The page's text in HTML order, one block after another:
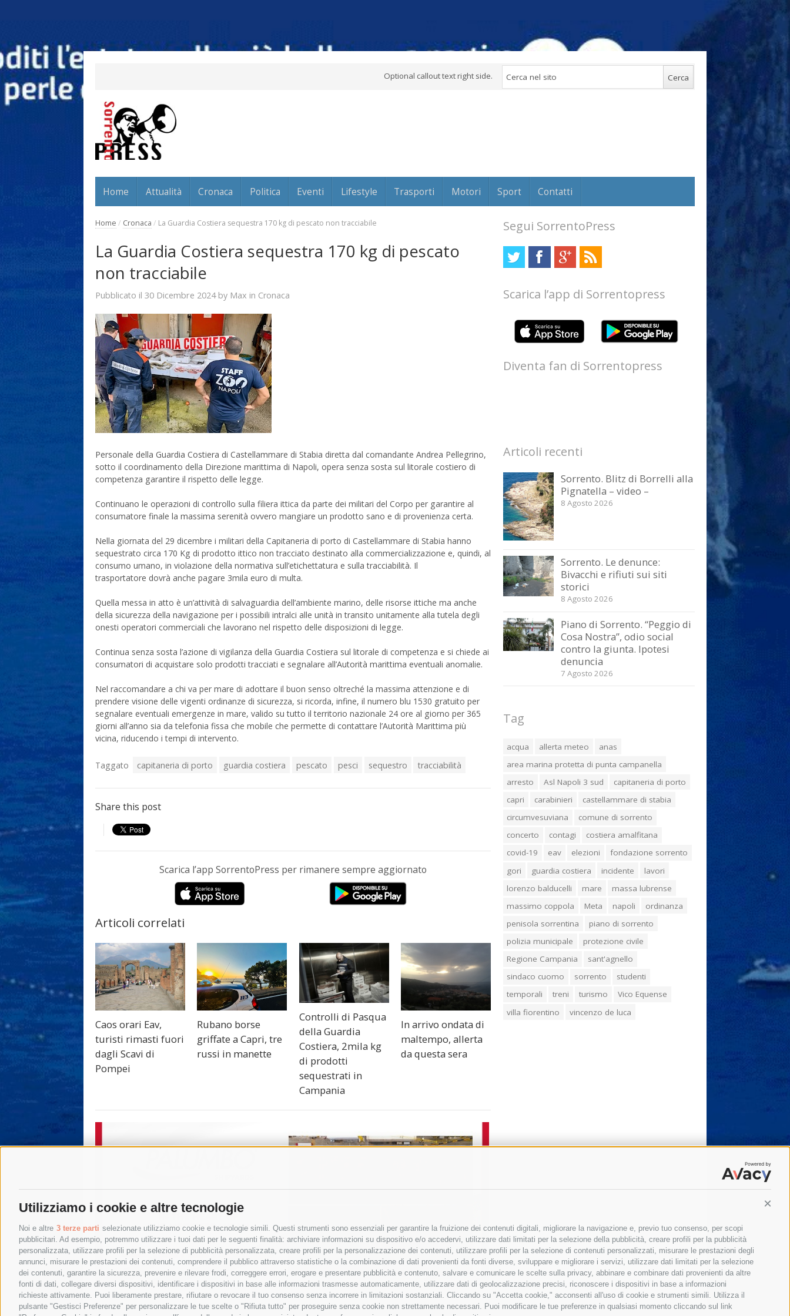
Utilizziamo i cookie e altre tecnologie
Noi e altre 3 terze parti selezionate utilizziamo cookie e tecnologie simili. Questi strumenti sono essenziali per garantire la fruizione dei contenuti digitali, migliorare la navigazione e, previo tuo consenso, per scopi
pubblicitari. Ad esempio, potremmo utilizzare i tuoi dati per le seguenti finalità: archiviare informazioni su dispositivo e/o accedervi, utilizzare dati limitati per la selezione della pubblicità, creare profili per la pubblicità
personalizzata, utilizzare profili per la selezione di pubblicità personalizzata, creare profili per la personalizzazione dei contenuti, utilizzare profili per la selezione di contenuti personalizzati, misurare le prestazioni degli
annunci, misurare le prestazioni dei contenuti, comprendere il pubblico attraverso statistiche o la combinazione di dati provenienti da fonti diverse, sviluppare e migliorare i servizi, utilizzare dati limitati per la selezione
dei contenuti, garantire la sicurezza, prevenire e rilevare frodi, correggere errori, erogare e presentare pubblicità e contenuto, salvare e comunicare le scelte sulla privacy, abbinare e combinare dati provenienti da altre
fonti di dati, collegare diversi dispositivi, identificare i dispositivi in base alle informazioni trasmesse automaticamente, utilizzare dati di geolocalizzazione precisi, riconoscere i dispositivi in base a informazioni
richieste attivamente. Puoi liberamente prestare, rifiutare o revocare il tuo consenso senza incorrere in limitazioni sostanziali. Cliccando su "Accetta cookie," acconsenti all'uso di cookie e strumenti simili. Utilizza il
pulsante "Gestisci Preferenze" per personalizzare le tue scelte o "Rifiuta tutto" per proseguire senza cookie non strettamente necessari. Puoi modificare le tue preferenze in qualsiasi momento cliccando sul link
Optional callout text right side.
Home Attualità Cronaca Politica Eventi Lifestyle Trasporti Motori Sport Contatti
Home / Cronaca / La Guardia Costiera sequestra 170 kg di pescato non tracciabile
La Guardia Costiera sequestra 170 kg di pescato
non tracciabile
Pubblicato il 30 Dicembre 2024by Max in Cronaca
Personale della Guardia Costiera di Castellammare di Stabia diretta dal comandante Andrea Pellegrino,
sotto il coordinamento della Direzione marittima di Napoli, opera senza sosta sul litorale costiero di
competenza garantire il rispetto delle legge.
Continuano le operazioni di controllo sulla filiera ittica da parte dei militari del Corpo per garantire al
consumatore finale la massima serenità ovvero mangiare un prodotto sano e di provenienza certa.
Nella giornata del 29 dicembre i militari della Capitaneria di porto di Castellammare di Stabia hanno
sequestrato circa 170 Kg di prodotto ittico non tracciato destinato alla commercializzazione e, quindi, al
consumo umano, in violazione della normativa sull’etichettatura e sulla tracciabilità. Il
trasportatore dovrà anche pagare 3mila euro di multa.
Quella messa in atto è un’attività di salvaguardia dell’ambiente marino, delle risorse ittiche ma anche
della sicurezza della navigazione per i possibili intralci alle unità in transito unitamente alla tutela degli
onesti operatori commerciali che lavorano nel rispetto delle disposizioni di legge.
Continua senza sosta l’azione di vigilanza della Guardia Costiera sul litorale di competenza e si chiede ai
consumatori di acquistare solo prodotti tracciati e segnalare all’Autorità marittima eventuali anomalie.
Nel raccomandare a chi va per mare di adottare il buon senso oltreché la massima attenzione e di
prendere visione delle vigenti ordinanze di sicurezza, si ricorda, infine, il numero blu 1530 gratuito per
segnalare eventuali emergenze in mare, valido su tutto il territorio nazionale 24 ore al giorno per 365
giorni all’anno sia da telefonia fissa che mobile che permette di contattare l’Autorità Marittima più
vicina, riducendo i tempi di intervento.
Taggato capitaneria di porto guardia costiera pescato pesci sequestro tracciabilità
Share this post
Scarica l’app SorrentoPress per rimanere sempre aggiornato
Articoli correlati
Caos orari Eav,
turisti rimasti fuori
dagli Scavi di
Pompei
Rubano borse
griffate a Capri, tre
russi in manette
Controlli di Pasqua
della Guardia
Costiera, 2mila kg
di prodotti
sequestrati in
Campania
In arrivo ondata di
maltempo, allerta
da questa sera
Segui SorrentoPress
Scarica l’app di Sorrentopress
Diventa fan di Sorrentopress
Articoli recenti
Sorrento. Blitz di Borrelli alla
Pignatella – video –
8 Agosto 2026
Sorrento. Le denunce:
Bivacchi e rifiuti sui siti
storici
8 Agosto 2026
Piano di Sorrento. “Peggio di
Cosa Nostra”, odio social
contro la giunta. Ipotesi
denuncia
7 Agosto 2026
Tag
acqua allerta meteo
anas
area marina protetta di punta campanella
arresto
Asl Napoli 3 sud
capitaneria di porto
capri
carabinieri
castellammare di stabia
circumvesuviana
comune di sorrento
concerto
contagi
costiera amalfitana
covid-19
eav elezioni
fondazione sorrento
gori
guardia costiera incidente
lavori
lorenzo balducelli
mare
massa lubrense
massimo coppola
Meta napoli
ordinanza
penisola sorrentina
piano di sorrento
polizia municipale
protezione civile
Regione Campania
sant'agnello
sindaco cuomo
sorrento
studenti
temporali
treni turismo
Vico Equense
villa fiorentino
vincenzo de luca